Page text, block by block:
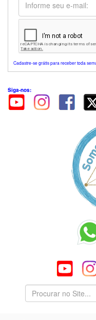
Cadastre-se grátis para receber toda
Siga-nos: